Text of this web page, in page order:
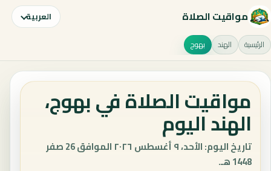
مواقيت الصلاة العربية
الرئيسية الهند بهوج
مواقيت الصلاة في بهوج،
الهند اليوم
تاريخ اليوم: الأحد، ٩ أغسطس ٢٠٢٦ الموافق 26 صفر
1448 هـ.